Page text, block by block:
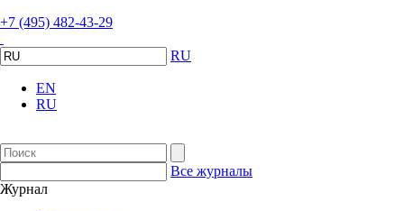
+7 (495) 482-43-29
RU
EN
RU
Все журналы
Журнал